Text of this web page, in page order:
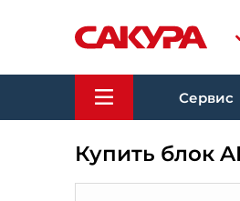
Сервис
Купить блок